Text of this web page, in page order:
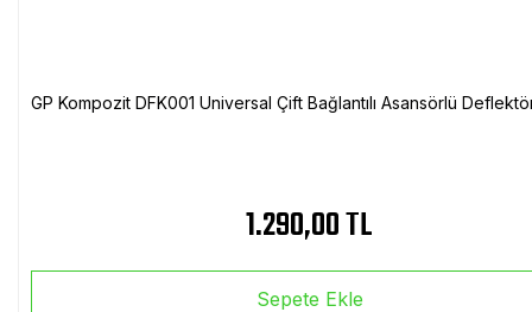
GP Kompozit DFK001 Universal Çift Bağlantılı Asansörlü
1.290,00 TL
Sepete Ekle